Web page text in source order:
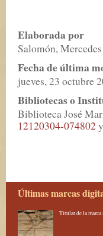
Elaborada por
Salomón, Mercedes
Fecha de última
jueves, 23 octubre
Bibliotecas o
Biblioteca José
12120304-074802 y
Últimas marcas
Titular de la